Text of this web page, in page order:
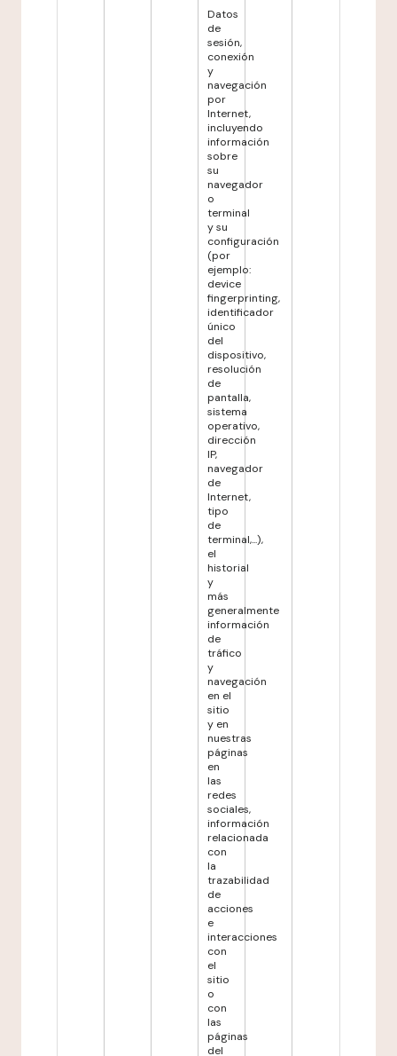
Datos
de
sesión,
conexión
y
navegación
por
Internet,
incluyendo
información
sobre
su
navegador
o
terminal
y su
configuración
(por
ejemplo:
device
fingerprinting,
identificador
único
del
dispositivo,
resolución
de
pantalla,
sistema
operativo,
dirección
IP,
navegador
de
Internet,
tipo
de
terminal,...),
el
historial
y
más
generalmente
información
de
tráfico
y
navegación
en el
sitio
y en
nuestras
páginas
en
las
redes
sociales,
información
relacionada
con
la
trazabilidad
de
acciones
e
interacciones
con
el
sitio
o
con
las
páginas
del